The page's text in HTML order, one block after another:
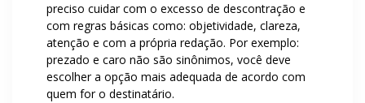
preciso cuidar com o excesso de descontração e
com regras básicas como: objetividade, clareza,
atenção e com a própria redação. Por exemplo:
prezado e caro não são sinônimos, você deve
escolher a opção mais adequada de acordo com
quem for o destinatário.